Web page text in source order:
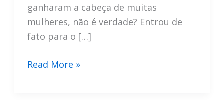
ganharam a cabeça de muitas
mulheres, não é verdade? Entrou de
fato para o […]
Como
Read More »